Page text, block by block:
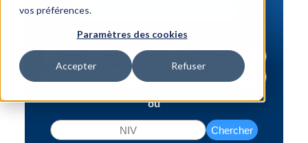
vos préférences.
Paramètres des cookies
Accepter Refuser
ou
Chercher